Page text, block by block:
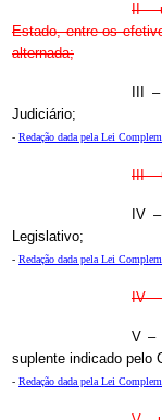
II –
Estado, entre os
alternada;
III
Judiciário;
- Redação dada pela Lei
III –
IV
Legislativo;
- Redação dada pela Lei
IV –
V –
suplente indicado pelo
- Redação dada pela Lei